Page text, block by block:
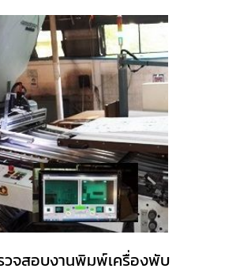
จสอบงานพิมพ์เครื่องพับ